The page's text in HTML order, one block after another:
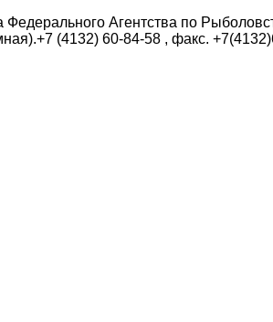
Агентства по
(4132) 60-84-58 , факс.